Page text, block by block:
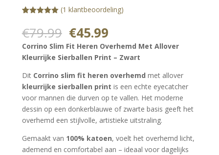
gebaseerd
klantbeoorde
ling
(1 klantbeoordeling)
€79.99 Oorspronkelijke
prijs
was:
€79.99.
€45.99Huidige
prijs
is:
€45.99.
Corrino Slim Fit Heren Overhemd Met Allover
Kleurrijke Sierballen Print – Zwart
Dit Corrino slim fit heren overhemd met allover
kleurrijke sierballen print is een echte eyecatcher
voor mannen die durven op te vallen. Het moderne
dessin op een donkerblauwe of zwarte basis geeft het
overhemd een stijlvolle, artistieke uitstraling.
Gemaakt van 100% katoen, voelt het overhemd licht,
ademend en comfortabel aan – ideaal voor dagelijks